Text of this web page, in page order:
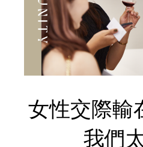
女性交際輸
我們